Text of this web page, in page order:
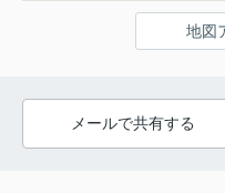
地図
メールで共有する